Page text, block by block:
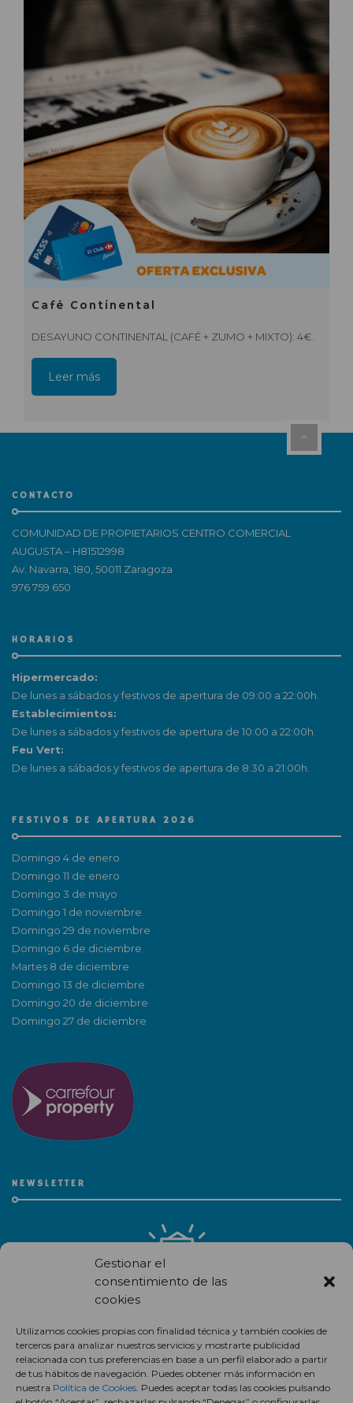
Gestionar el
consentimiento de las
cookies
Utilizamos cookies propias con finalidad técnica y también cookies de
terceros para analizar nuestros servicios y mostrarte publicidad
relacionada con tus preferencias en base a un perfil elaborado a partir
de tus hábitos de navegación. Puedes obtener más información en
nuestra Política de Cookies. Puedes aceptar todas las cookies pulsando
Café Continental
DESAYUNO CONTINENTAL (CAFÉ + ZUMO + MIXTO): 4€.
Leer más
CONTACTO
COMUNIDAD DE PROPIETARIOS CENTRO COMERCIAL
AUGUSTA – H81512998
Av. Navarra, 180, 50011 Zaragoza
976 759 650
HORARIOS
Hipermercado:
De lunes a sábados y festivos de apertura de 09:00 a 22:00h.
Establecimientos:
De lunes a sábados y festivos de apertura de 10:00 a 22:00h.
Feu Vert:
De lunes a sábados y festivos de apertura de 8:30 a 21:00h.
FESTIVOS DE APERTURA 2026
Domingo 4 de enero
Domingo 11 de enero
Domingo 3 de mayo
Domingo 1 de noviembre
Domingo 29 de noviembre
Domingo 6 de diciembre
Martes 8 de diciembre
Domingo 13 de diciembre
Domingo 20 de diciembre
Domingo 27 de diciembre
NEWSLETTER
Recibe en correo electrónico todas las novedades de nuestro
Suscríbete